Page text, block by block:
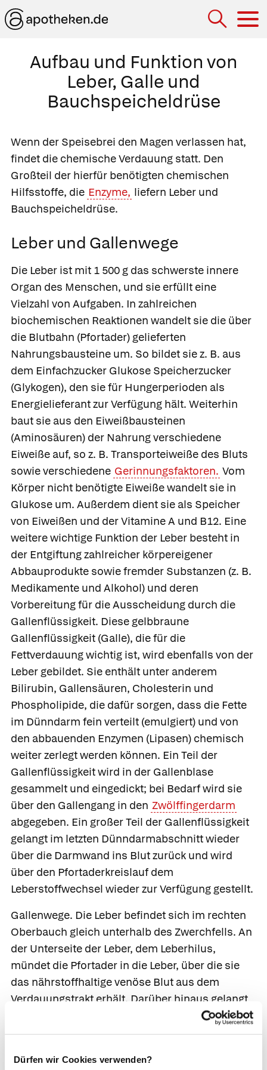
Dürfen wir Cookies verwenden?
Aufbau und Funktion von
Leber, Galle und
Bauchspeicheldrüse
Wenn der Speisebrei den Magen verlassen hat,
findet die chemische Verdauung statt. Den
Großteil der hierfür benötigten chemischen
Hilfsstoffe, die Enzyme, liefern Leber und
Bauchspeicheldrüse.
Leber und Gallenwege
Die Leber ist mit 1 500 g das schwerste innere
Organ des Menschen, und sie erfüllt eine
Vielzahl von Aufgaben. In zahlreichen
biochemischen Reaktionen wandelt sie die über
die Blutbahn (Pfortader) gelieferten
Nahrungsbausteine um. So bildet sie z. B. aus
dem Einfachzucker Glukose Speicherzucker
(Glykogen), den sie für Hungerperioden als
Energielieferant zur Verfügung hält. Weiterhin
baut sie aus den Eiweißbausteinen
(Aminosäuren) der Nahrung verschiedene
Eiweiße auf, so z. B. Transporteiweiße des Bluts
sowie verschiedene Gerinnungsfaktoren. Vom
Körper nicht benötigte Eiweiße wandelt sie in
Glukose um. Außerdem dient sie als Speicher
von Eiweißen und der Vitamine A und B12. Eine
weitere wichtige Funktion der Leber besteht in
der Entgiftung zahlreicher körpereigener
Abbauprodukte sowie fremder Substanzen (z. B.
Medikamente und Alkohol) und deren
Vorbereitung für die Ausscheidung durch die
Gallenflüssigkeit. Diese gelbbraune
Gallenflüssigkeit (Galle), die für die
Fettverdauung wichtig ist, wird ebenfalls von der
Leber gebildet. Sie enthält unter anderem
Bilirubin, Gallensäuren, Cholesterin und
Phospholipide, die dafür sorgen, dass die Fette
im Dünndarm fein verteilt (emulgiert) und von
den abbauenden Enzymen (Lipasen) chemisch
weiter zerlegt werden können. Ein Teil der
Gallenflüssigkeit wird in der Gallenblase
gesammelt und eingedickt; bei Bedarf wird sie
über den Gallengang in den Zwölffingerdarm
abgegeben. Ein großer Teil der Gallenflüssigkeit
gelangt im letzten Dünndarmabschnitt wieder
über die Darmwand ins Blut zurück und wird
über den Pfortaderkreislauf dem
Leberstoffwechsel wieder zur Verfügung gestellt.
Gallenwege. Die Leber befindet sich im rechten
Oberbauch gleich unterhalb des Zwerchfells. An
der Unterseite der Leber, dem Leberhilus,
mündet die Pfortader in die Leber, über die sie
das nährstoffhaltige venöse Blut aus dem
Verdauungstrakt erhält. Darüber hinaus gelangt
sauerstoffreiches Blut aus dem großen Kreislauf
über die Leberarterie in die Leber. Den Leberhilus
Gallengang(Ductus choledochus), über den die